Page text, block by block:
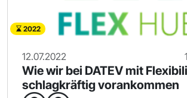
2022
12.07.2022
Wie wir bei DATEV mit
schlagkräftig vorankommen